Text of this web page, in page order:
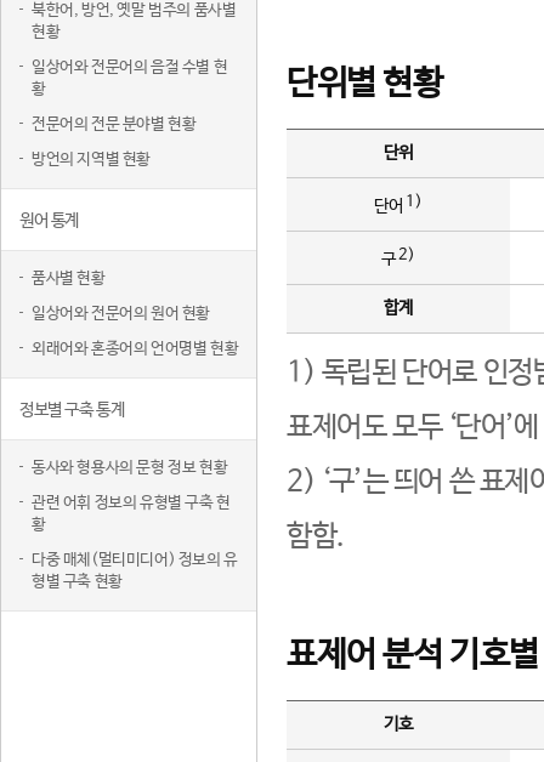
북한어, 방언, 옛말 범주의 품사별
현황
일상어와 전문어의 음절 수별 현
황
전문어의 전문 분야별 현황
방언의 지역별 현황
원어 통계
품사별 현황
일상어와 전문어의 원어 현황
외래어와 혼종어의 언어명별 현황
정보별 구축 통계
동사와 형용사의 문형 정보 현황
관련 어휘 정보의 유형별 구축 현
황
다중 매체(멀티미디어) 정보의 유
형별 구축 현황
단위별 현황
단위
단어 1)
구2)
합계
1) 독립된 단어로 인정
표제어도 모두 ‘단어’
2) ‘구’는 띄어 쓴 표
함함.
표제어 분석 기호
기호